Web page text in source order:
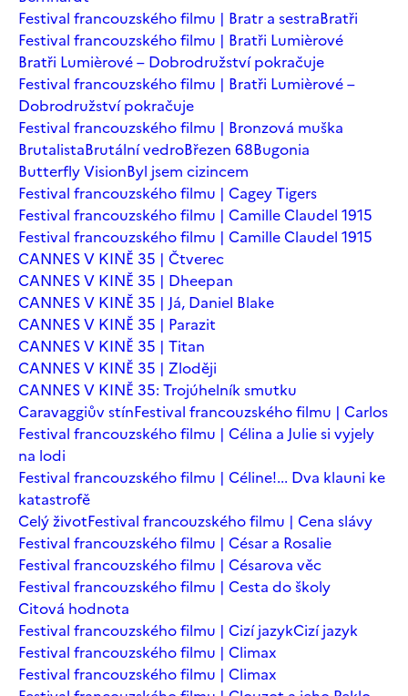
Festival francouzského filmu | Bratr a sestraBratři
Festival francouzského filmu | Bratři Lumièrové
Bratři Lumièrové – Dobrodružství pokračuje
Festival francouzského filmu | Bratři Lumièrové –
Dobrodružství pokračuje
Festival francouzského filmu | Bronzová muška
BrutalistaBrutální vedroBřezen 68Bugonia
Butterfly VisionByl jsem cizincem
Festival francouzského filmu | Cagey Tigers
Festival francouzského filmu | Camille Claudel 1915
Festival francouzského filmu | Camille Claudel 1915
CANNES V KINĚ 35 | Čtverec
CANNES V KINĚ 35 | Dheepan
CANNES V KINĚ 35 | Já, Daniel Blake
CANNES V KINĚ 35 | Parazit
CANNES V KINĚ 35 | Titan
CANNES V KINĚ 35 | Zloději
CANNES V KINĚ 35: Trojúhelník smutku
Caravaggiův stínFestival francouzského filmu | Carlos
Festival francouzského filmu | Célina a Julie si vyjely
na lodi
Festival francouzského filmu | Céline!... Dva klauni ke
katastrofě
Celý životFestival francouzského filmu | Cena slávy
Festival francouzského filmu | César a Rosalie
Festival francouzského filmu | Césarova věc
Festival francouzského filmu | Cesta do školy
Citová hodnota
Festival francouzského filmu | Cizí jazykCizí jazyk
Festival francouzského filmu | Climax
Festival francouzského filmu | Climax